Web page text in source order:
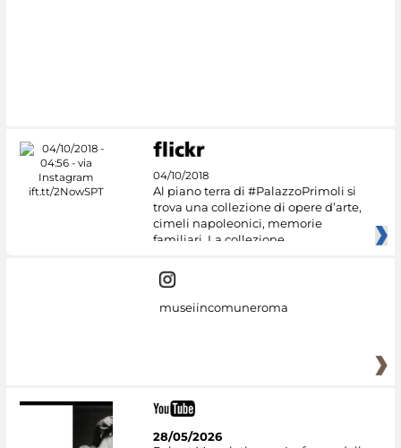
04/10/2018
Al piano terra di #PalazzoPrimoli si
trova una collezione di opere d’arte,
cimeli napoleonici, memorie
familiari. La collezione
museiincomuneroma
28/05/2026